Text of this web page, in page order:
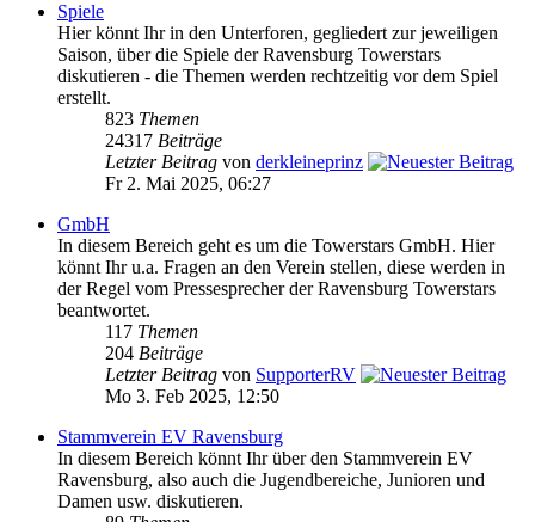
Spiele
Hier könnt Ihr in den Unterforen, gegliedert zur jeweiligen
Saison, über die Spiele der Ravensburg Towerstars
diskutieren - die Themen werden rechtzeitig vor dem Spiel
erstellt.
823 Themen
24317 Beiträge
Letzter Beitrag von derkleineprinz
Fr 2. Mai 2025, 06:27
GmbH
In diesem Bereich geht es um die Towerstars GmbH. Hier
könnt Ihr u.a. Fragen an den Verein stellen, diese werden in
der Regel vom Pressesprecher der Ravensburg Towerstars
beantwortet.
117 Themen
204 Beiträge
Letzter Beitrag von SupporterRV
Mo 3. Feb 2025, 12:50
Stammverein EV Ravensburg
In diesem Bereich könnt Ihr über den Stammverein EV
Ravensburg, also auch die Jugendbereiche, Junioren und
Damen usw. diskutieren.